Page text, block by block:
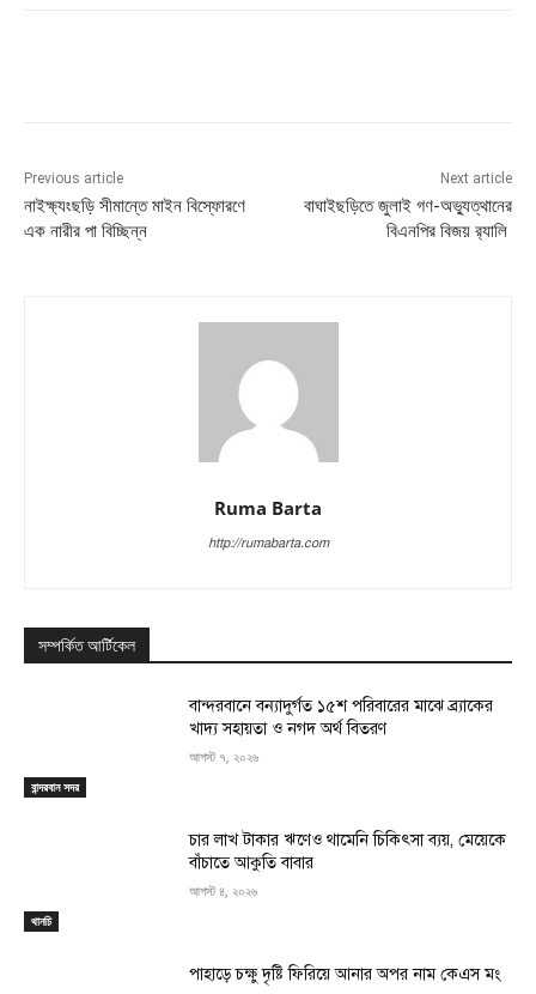
Previous article
নাইক্ষ্যংছড়ি সীমান্তে মাইন বিস্ফোরণে
এক নারীর পা বিচ্ছিন্ন
Next article
বাঘাইছড়িতে জুলাই গণ-অভ্যুত্থানের
বিএনপির বিজয় র‍্যালি
Ruma Barta
http://rumabarta.com
সম্পর্কিত আর্টিকেল
বান্দরবান সদর
বান্দরবানে বন্যাদুর্গত ১৫শ পরিবারের মাঝে ব্র্যাকের
খাদ্য সহায়তা ও নগদ অর্থ বিতরণ
আগস্ট ৭, ২০২৬
থানচি
চার লাখ টাকার ঋণেও থামেনি চিকিৎসা ব্যয়, মেয়েকে
বাঁচাতে আকুতি বাবার
আগস্ট ৪, ২০২৬
পাহাড়ে চক্ষু দৃষ্টি ফিরিয়ে আনার অপর নাম কেএস মং